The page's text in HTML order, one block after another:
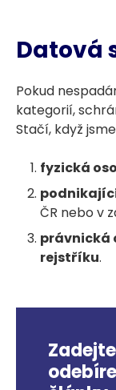
Datová
Pokud
kategorií,
Stačí, když
fyzická
ČR nebo v
právnická
rejstříku.